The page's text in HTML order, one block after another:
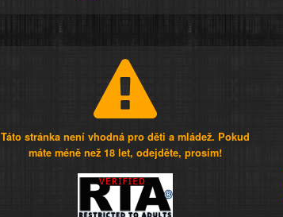
Táto stránka není vhodná pro děti a mládež. Pokud
máte méně než 18 let, odejděte, prosím!